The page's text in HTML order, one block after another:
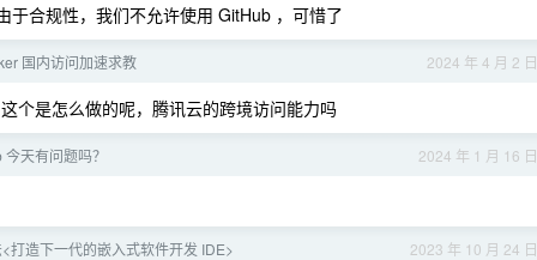
合规性，我们不允许使用 GitHub ，可惜了
2024 年 4 月 2 日
国内访问加速求教
个是怎么做的呢，腾讯云的跨境访问能力吗
2024 年 1 月 16 日
天有问题吗？
2023 年 10 月 24 日
打造下一代的嵌入式软件开发 IDE>